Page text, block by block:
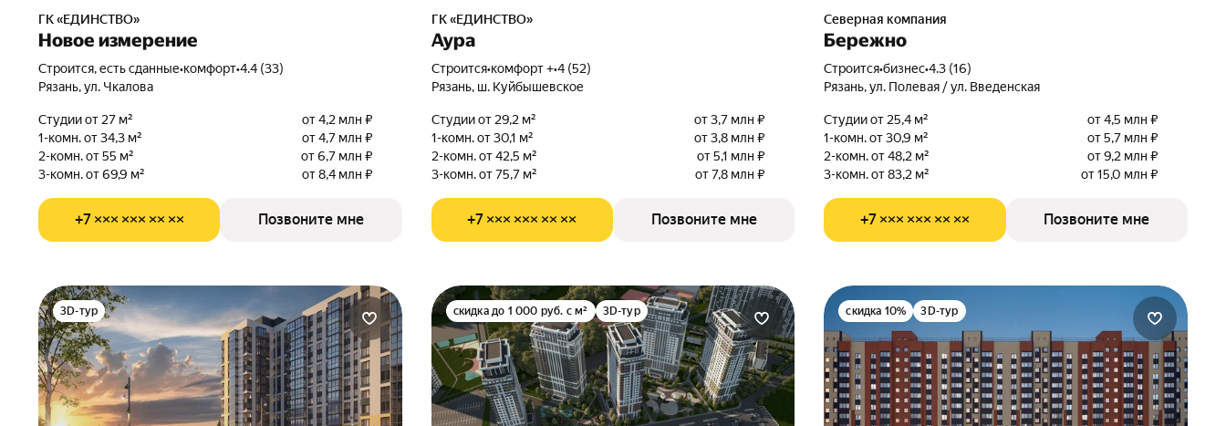
ГК «ЕДИНСТВО»
Новое измерение
Строится, есть сданные•комфорт•4.4 (33)
Рязань, ул. Чкалова
Студии от 27 м²
от 4,2 млн ₽
1-комн. от 34,3 м²
от 4,7 млн ₽
2-комн. от 55 м²
от 6,7 млн ₽
3-комн. от 69,9 м²
от 8,4 млн ₽
+7 ××× ××× ×× ×× Позвоните мне
ГК «ЕДИНСТВО»
Аура
Строится•комфорт +•4 (52)
Рязань, ш. Куйбышевское
Студии от 29,2 м²
от 3,7 млн ₽
1-комн. от 30,1 м²
от 3,8 млн ₽
2-комн. от 42,5 м²
от 5,1 млн ₽
3-комн. от 75,7 м²
от 7,8 млн ₽
+7 ××× ××× ×× ×× Позвоните мне
Северная компания
Бережно
Строится•бизнес•4.3 (16)
Рязань, ул. Полевая / ул. Введенская
Студии от 25,4 м²
от 4,5 млн ₽
1-комн. от 30,9 м²
от 5,7 млн ₽
2-комн. от 48,2 м²
от 9,2 млн ₽
3-комн. от 83,2 м²
от 15,0 млн ₽
+7 ××× ××× ×× ×× Позвоните мне
3D-тур скидка до 1 000 руб. с м² 3D-тур скидка 10% 3D-тур